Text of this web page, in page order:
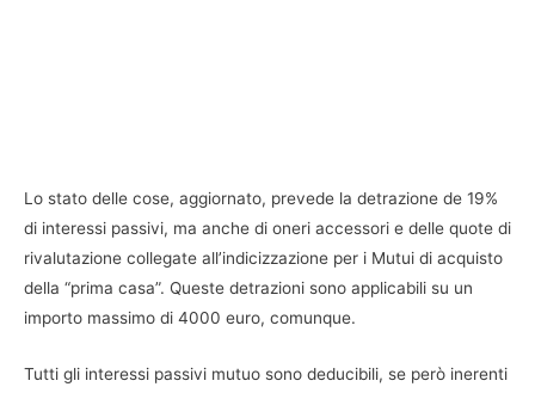
Lo stato delle cose, aggiornato, prevede la detrazione de 19%
di interessi passivi, ma anche di oneri accessori e delle quote di
rivalutazione collegate all’indicizzazione per i Mutui di acquisto
della “prima casa”. Queste detrazioni sono applicabili su un
importo massimo di 4000 euro, comunque.
Tutti gli interessi passivi mutuo sono deducibili, se però inerenti